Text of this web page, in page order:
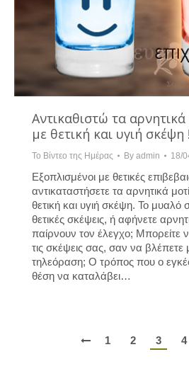
Αντικαθιστώ τα
με θετική και υγιή σκέψη
Το Βίντεο της Ημέρας By admin 18/
Εξοπλισμένοι με θετικές
αντικαταστήσετε τα αρνητικά
θετική και υγιή σκέψη. Το μυαλό
θετικές σκέψεις, ή αφήνετε
παίρνουν τον έλεγχο; Μπορείτε
τις σκέψεις σας, σαν να βλέπετε
τηλεόραση; Ο τρόπος που ο
θέση να καταλάβει…
1 2 3 4